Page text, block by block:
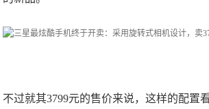
不过就其3799元的售价来说，这样的配置